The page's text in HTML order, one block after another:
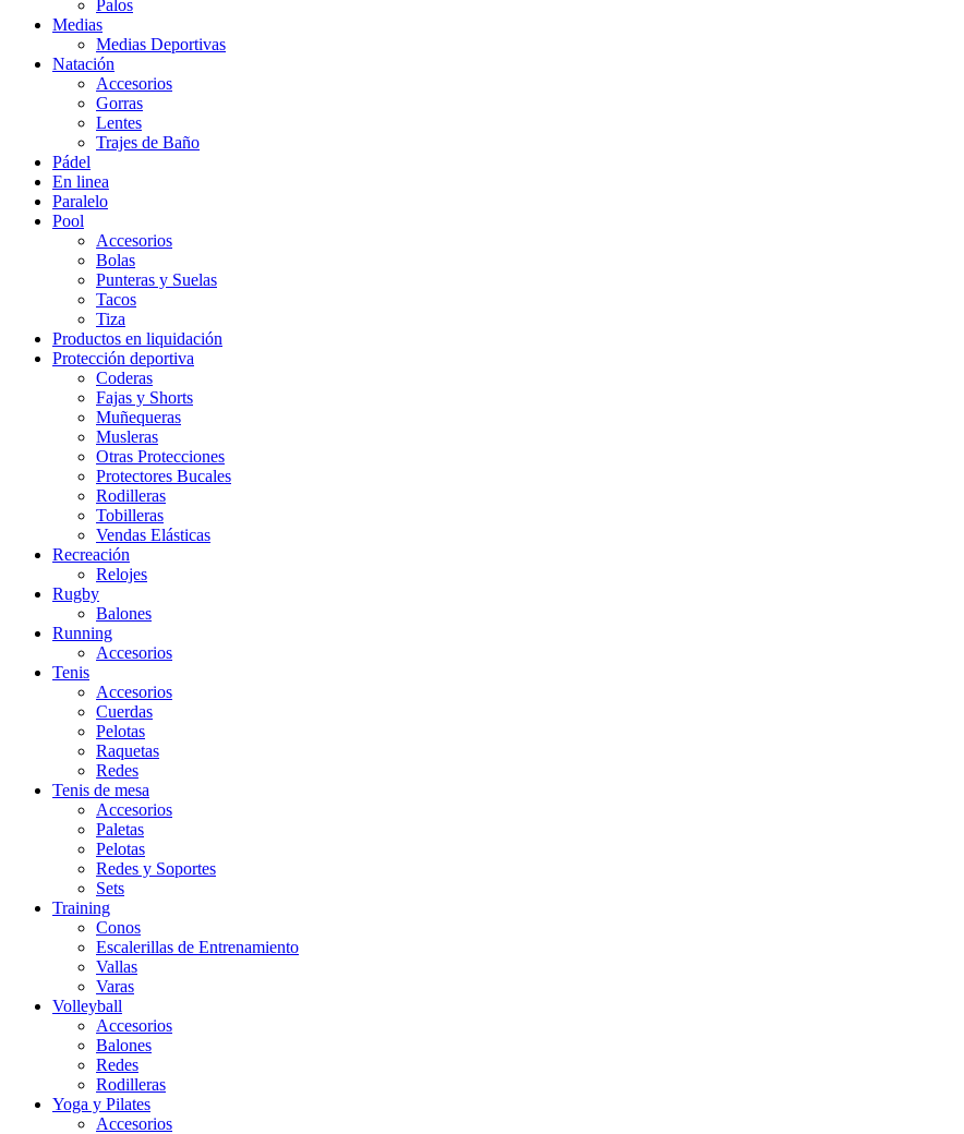
Palos
Medias
Medias Deportivas
Natación
Accesorios
Gorras
Lentes
Trajes de Baño
Pádel
En linea
Paralelo
Pool
Accesorios
Bolas
Punteras y Suelas
Tacos
Tiza
Productos en liquidación
Protección deportiva
Coderas
Fajas y Shorts
Muñequeras
Musleras
Otras Protecciones
Protectores Bucales
Rodilleras
Tobilleras
Vendas Elásticas
Recreación
Relojes
Rugby
Balones
Running
Accesorios
Tenis
Accesorios
Cuerdas
Pelotas
Raquetas
Redes
Tenis de mesa
Accesorios
Paletas
Pelotas
Redes y Soportes
Sets
Training
Conos
Escalerillas de Entrenamiento
Vallas
Varas
Volleyball
Accesorios
Balones
Redes
Rodilleras
Yoga y Pilates
Accesorios